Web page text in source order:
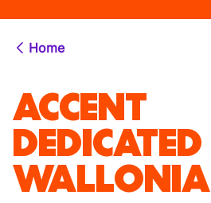
Home
ACCENT
DEDICATED
WALLONIA